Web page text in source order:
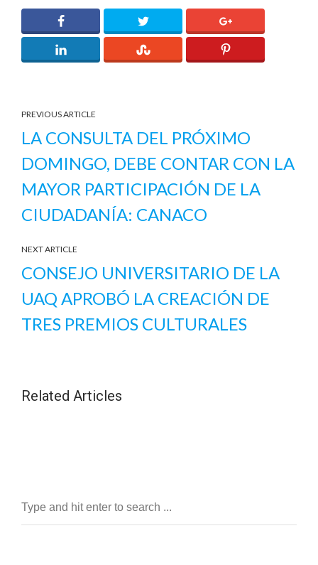
PREVIOUS ARTICLE
LA CONSULTA DEL PRÓXIMO
DOMINGO, DEBE CONTAR CON LA
MAYOR PARTICIPACIÓN DE LA
CIUDADANÍA: CANACO
NEXT ARTICLE
CONSEJO UNIVERSITARIO DE LA
UAQ APROBÓ LA CREACIÓN DE
TRES PREMIOS CULTURALES
Related Articles